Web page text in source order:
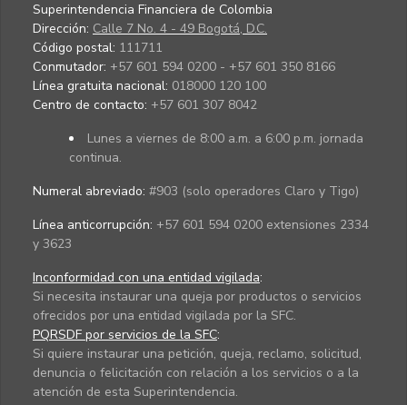
Superintendencia Financiera de Colombia
Dirección: Calle 7 No. 4 - 49 Bogotá, D.C.
Código postal: 111711
Conmutador: +57 601 594 0200 - +57 601 350 8166
Línea gratuita nacional: 018000 120 100
Centro de contacto: +57 601 307 8042
Lunes a viernes de 8:00 a.m. a 6:00 p.m. jornada
continua.
Numeral abreviado: #903 (solo operadores Claro y Tigo)
Línea anticorrupción: +57 601 594 0200 extensiones 2334
y 3623
Inconformidad con una entidad vigilada:
Si necesita instaurar una queja por productos o servicios
ofrecidos por una entidad vigilada por la SFC.
PQRSDF por servicios de la SFC:
Si quiere instaurar una petición, queja, reclamo, solicitud,
denuncia o felicitación con relación a los servicios o a la
atención de esta Superintendencia.